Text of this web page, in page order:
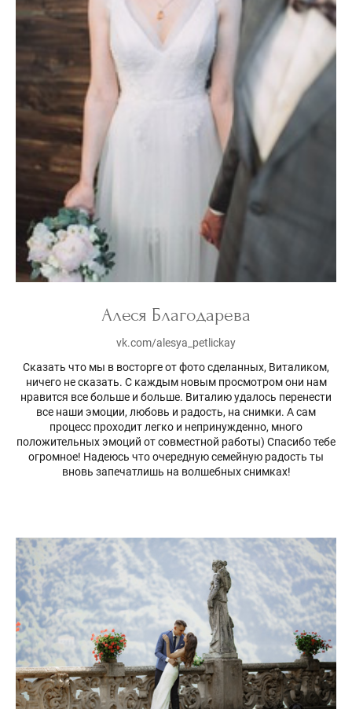
Алеся Благодарева
vk.com/alesya_petlickay
Сказать что мы в восторге от фото сделанных, Виталиком,
ничего не сказать. С каждым новым просмотром они нам
нравится все больше и больше. Виталию удалось перенести
все наши эмоции, любовь и радость, на снимки. А сам
процесс проходит легко и непринужденно, много
положительных эмоций от совместной работы) Спасибо тебе
огромное! Надеюсь что очередную семейную радость ты
вновь запечатлишь на волшебных снимках!